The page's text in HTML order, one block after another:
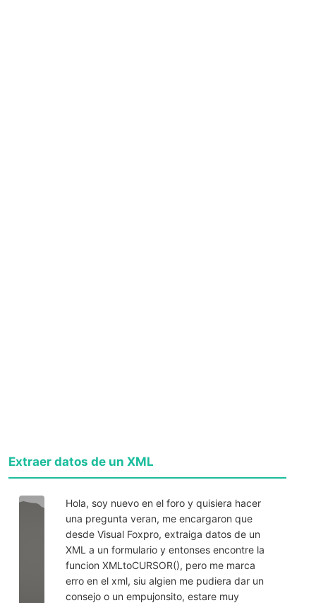
Extraer datos de un XML
Hola, soy nuevo en el foro y quisiera hacer
una pregunta veran, me encargaron que
desde Visual Foxpro, extraiga datos de un
XML a un formulario y entonses encontre la
funcion XMLtoCURSOR(), pero me marca
erro en el xml, siu algien me pudiera dar un
consejo o un empujonsito, estare muy